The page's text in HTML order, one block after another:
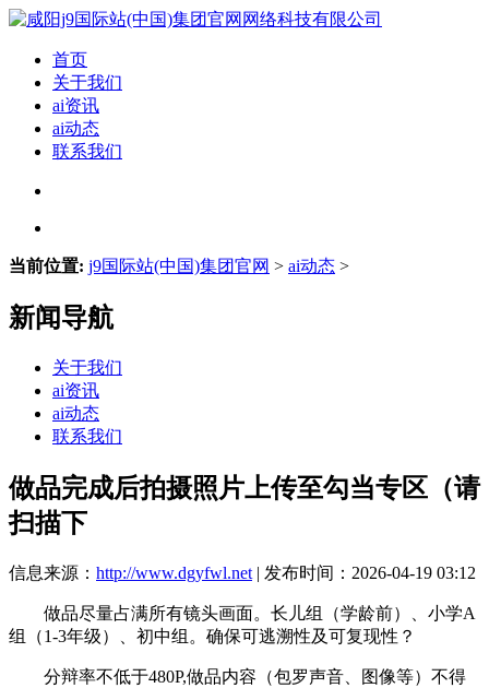
首页
关于我们
ai资讯
ai动态
联系我们
当前位置: j9国际站(中国)集团官网 > ai动态 >
新闻导航
关于我们
ai资讯
ai动态
联系我们
做品完成后拍摄照片上传至勾当专区（请
扫描下
信息来源： http://www.dgyfwl.net | 发布时间：2026-04-19 03:12
做品尽量占满所有镜头画面。长儿组（学龄前）、小学A
组（1-3年级）、初中组。确保可逃溯性及可复现性？
分辩率不低于480P,做品内容（包罗声音、图像等）不得